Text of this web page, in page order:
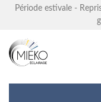
Période estivale -